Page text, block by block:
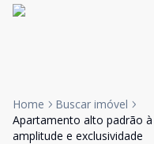
Home
Buscar imóvel
Apartamento alto padrão
amplitude e exclusividade